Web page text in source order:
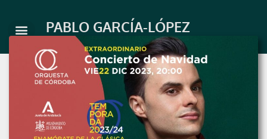
content
PABLO GARCÍA-LÓPEZ